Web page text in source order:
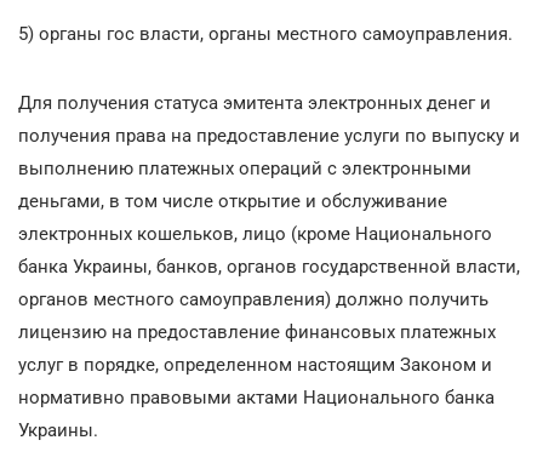
5) органы гос власти, органы местного самоуправления.
Для получения статуса эмитента электронных денег и
получения права на предоставление услуги по выпуску и
выполнению платежных операций с электронными
деньгами, в том числе открытие и обслуживание
электронных кошельков, лицо (кроме Национального
банка Украины, банков, органов государственной власти,
органов местного самоуправления) должно получить
лицензию на предоставление финансовых платежных
услуг в порядке, определенном настоящим Законом и
нормативно правовыми актами Национального банка
Украины.